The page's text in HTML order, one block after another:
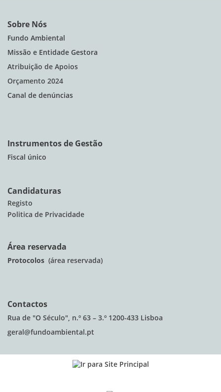
Sobre Nós
Fundo Ambiental
Missão e Entidade Gestora
Atribuição de Apoios
Orçamento 2024
Canal de denúncias
Instrumentos de Gestão
Fiscal único
Candidaturas
Registo
Politica de Privacidade
Área reservada
Protocolos (área reservada)
Contactos
Rua de "O Século", n.º 63 – 3.º 1200-433 Lisboa
geral@fundoambiental.pt